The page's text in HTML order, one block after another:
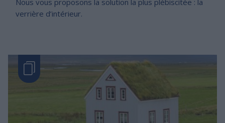
verrière d’intérieur.